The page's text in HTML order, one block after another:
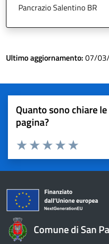
Pancrazio Salentino BR
Ultimo aggiornamento: 07/
Quanto sono chiare
pagina?
Valuta 5
Valuta 4 stelle
Valuta 3 stelle su 5
Valuta 2 stelle su 5
Valuta 1 stelle su 5
Comune di San